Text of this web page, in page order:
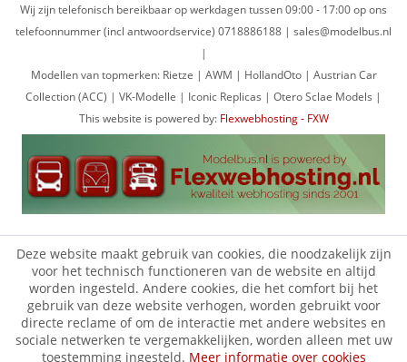
Wij zijn telefonisch bereikbaar op werkdagen tussen 09:00 - 17:00 op ons
telefoonnummer (incl antwoordservice) 0718886188 | sales@modelbus.nl
|
Modellen van topmerken: Rietze | AWM | HollandOto | Austrian Car
Collection (ACC) | VK-Modelle | Iconic Replicas | Otero Sclae Models |
This website is powered by: Flexwebhosting - FXW
Deze website maakt gebruik van cookies, die noodzakelijk zijn
voor het technisch functioneren van de website en altijd
worden ingesteld. Andere cookies, die het comfort bij het
gebruik van deze website verhogen, worden gebruikt voor
directe reclame of om de interactie met andere websites en
sociale netwerken te vergemakkelijken, worden alleen met uw
toestemming ingesteld. Meer informatie over cookies